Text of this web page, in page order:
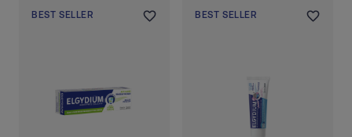
BEST SELLER BEST SELLER